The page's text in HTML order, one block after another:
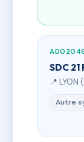
SDC 21
📍
Autre